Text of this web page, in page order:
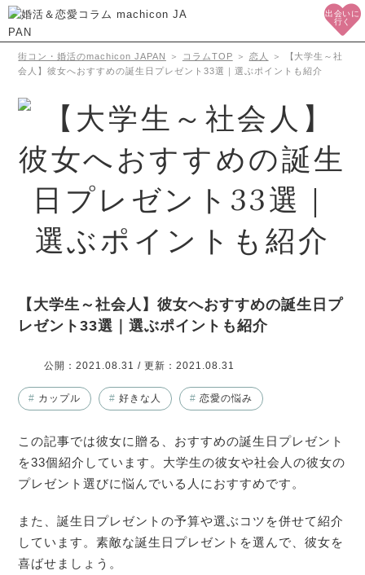
出会いに
行く
街コン・婚活のmachicon JAPAN ＞ コラムTOP ＞ 恋人 ＞
【大学生～社
会人】彼女へおすすめの誕生日プレゼント33選｜選ぶポイントも紹介
【大学生～社会人】彼女へおすすめの誕生日プ
レゼント33選｜選ぶポイントも紹介
公開：2021.08.31 / 更新： 2021.08.31
# カップル # 好きな人 # 恋愛の悩み
この記事では彼女に贈る、おすすめの誕生日プレゼント
を33個紹介しています。大学生の彼女や社会人の彼女の
プレゼント選びに悩んでいる人におすすめです。
また、誕生日プレゼントの予算や選ぶコツを併せて紹介
しています。素敵な誕生日プレゼントを選んで、彼女を
喜ばせましょう。